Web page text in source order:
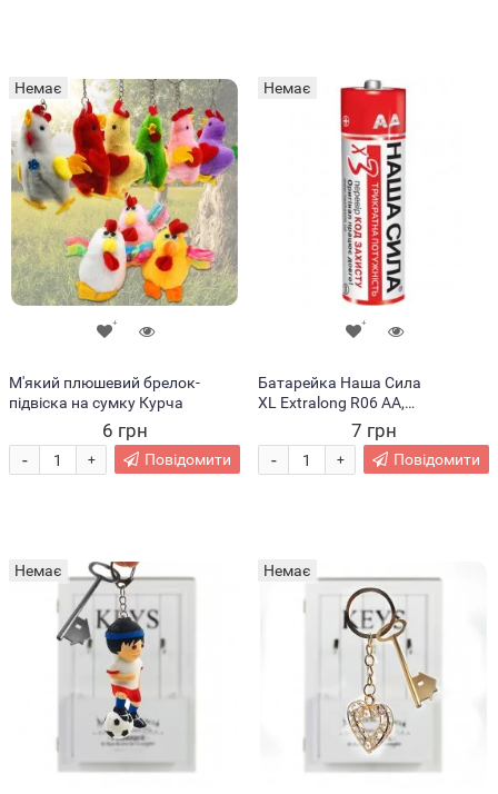
Немає
М'який плюшевий брелок-
підвіска на сумку Курча
6 грн
+
- Повідомити
Немає
Батарейка Наша Сила
XL Extralong R06 AA,
пальчикова (15/30)
7 грн
+
- Повідомити
Немає Немає